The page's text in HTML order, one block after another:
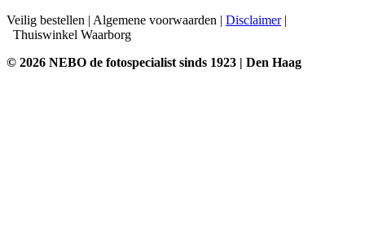
Veilig bestellen | Algemene voorwaarden | Disclaimer|
Thuiswinkel Waarborg
© 2026 NEBO de fotospecialist sinds 1923 | Den Haag